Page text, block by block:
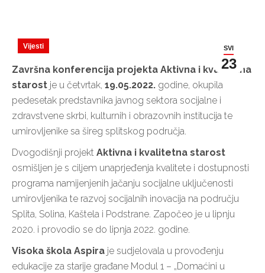
SVI
23
Vijesti
Završna konferencija projekta Aktivna i kvalitetna
starost je u četvrtak, 19.05.2022. godine, okupila
pedesetak predstavnika javnog sektora socijalne i
zdravstvene skrbi, kulturnih i obrazovnih institucija te
umirovljenike sa šireg splitskog područja.
Dvogodišnji projekt Aktivna i kvalitetna starost
osmišljen je s ciljem unaprjeđenja kvalitete i dostupnosti
programa namijenjenih jačanju socijalne uključenosti
umirovljenika te razvoj socijalnih inovacija na području
Splita, Solina, Kaštela i Podstrane. Započeo je u lipnju
2020. i provodio se do lipnja 2022. godine.
Visoka škola Aspira je sudjelovala u provođenju
edukacije za starije građane Modul 1 – „Domaćini u